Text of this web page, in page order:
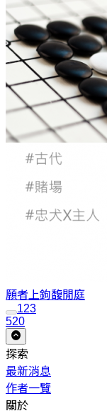
願者上鉤馥閒庭
123
520
探索
最新消息
作者一覽
關於